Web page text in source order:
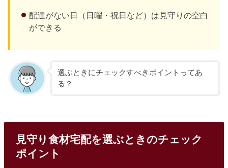
配達がない日（日曜・祝日など）は見守りの空白
ができる
選ぶときにチェックすべきポイントってあ
る？
見守り食材宅配を選ぶときのチェック
ポイント